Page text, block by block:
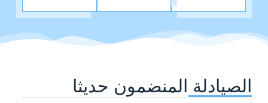
الصيادلة المنضمون حديثا